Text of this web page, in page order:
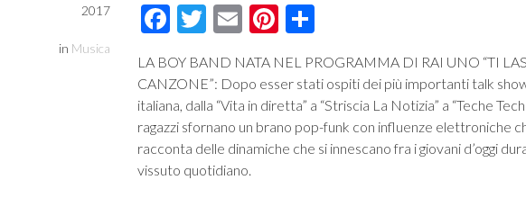
2017
in Musica
Facebook
Twitter
EmailPinterest
LA BOY BAND NATA NEL PROGRAMMA DI RAI UNO “TI
CANZONE”: Dopo esser stati ospiti dei più importanti talk
italiana, dalla “Vita in diretta” a “Striscia La Notizia” a “Teche
ragazzi sfornano un brano pop-funk con influenze elettroniche
racconta delle dinamiche che si innescano fra i giovani d’oggi
vissuto quotidiano.